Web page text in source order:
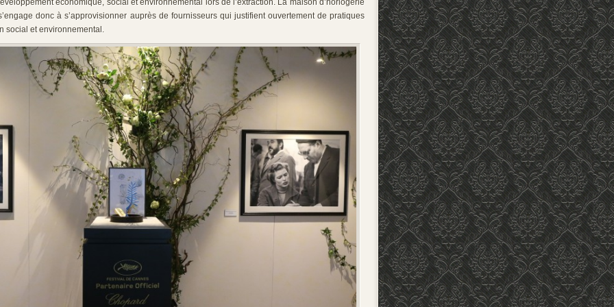
économique, social et environnemental lors de l’extraction. La maison d’horlogerie
donc à s’approvisionner auprès de fournisseurs qui justifient ouvertement de pratiques
social et environnemental.